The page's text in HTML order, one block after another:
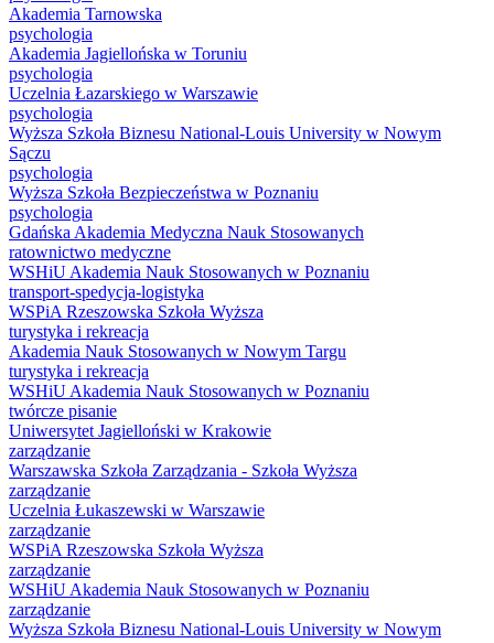
Akademia Tarnowska
psychologia
Akademia Jagiellońska w Toruniu
psychologia
Uczelnia Łazarskiego w Warszawie
psychologia
Wyższa Szkoła Biznesu National-Louis University w Nowym
Sączu
psychologia
Wyższa Szkoła Bezpieczeństwa w Poznaniu
psychologia
Gdańska Akademia Medyczna Nauk Stosowanych
ratownictwo medyczne
WSHiU Akademia Nauk Stosowanych w Poznaniu
transport-spedycja-logistyka
WSPiA Rzeszowska Szkoła Wyższa
turystyka i rekreacja
Akademia Nauk Stosowanych w Nowym Targu
turystyka i rekreacja
WSHiU Akademia Nauk Stosowanych w Poznaniu
twórcze pisanie
Uniwersytet Jagielloński w Krakowie
zarządzanie
Warszawska Szkoła Zarządzania - Szkoła Wyższa
zarządzanie
Uczelnia Łukaszewski w Warszawie
zarządzanie
WSPiA Rzeszowska Szkoła Wyższa
zarządzanie
WSHiU Akademia Nauk Stosowanych w Poznaniu
zarządzanie
Wyższa Szkoła Biznesu National-Louis University w Nowym